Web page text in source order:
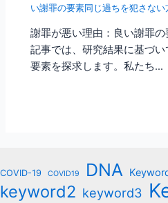
い謝罪の要素同じ過ちを犯さない
謝罪が悪い理由：良い謝罪
記事では、研究結果に基づ
要素を探求します。私たち…
COVID-19 COVID19 DNA
keyword2 keyword3